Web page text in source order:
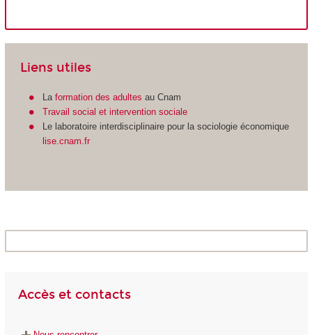
Liens utiles
Laformation des adultes au Cnam
Travail social et intervention sociale
Le laboratoire interdisciplinaire pour la sociologie économique
lise.cnam.fr
Accès et contacts